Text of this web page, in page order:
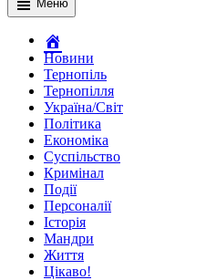
Меню
Новини
Тернопіль
Тернопілля
Україна/Світ
Політика
Економіка
Суспільство
Кримінал
Події
Персоналії
Історія
Мандри
Життя
Цікаво!